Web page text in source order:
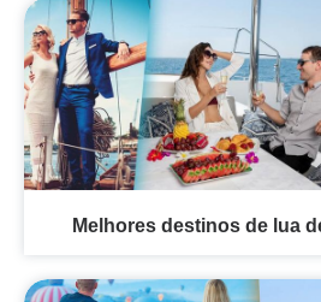
Melhores destinos de lua